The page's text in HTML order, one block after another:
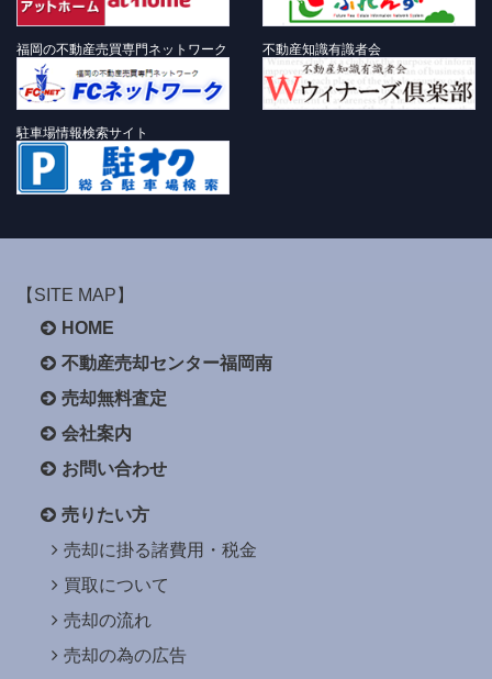
福岡の不動産売買専門ネットワーク 不動産知識有識者会
駐車場情報検索サイト
【SITE MAP】
HOME
不動産売却センター福岡南
売却無料査定
会社案内
お問い合わせ
売りたい方
売却に掛る諸費用・税金
買取について
売却の流れ
売却の為の広告